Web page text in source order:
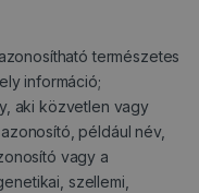
természetes
információ;
aki közvetlen vagy
például név,
vagy a
szellemi,